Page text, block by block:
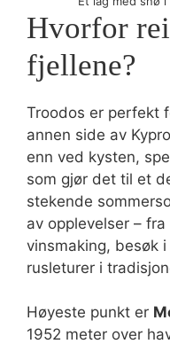
Hvorfor
fjellene?
Troodos er perfekt
annen side av
enn ved kysten,
som gjør det til et
stekende
av opplevelser –
vinsmaking, besøk
rusleturer i
Høyeste punkt er
1952 meter over